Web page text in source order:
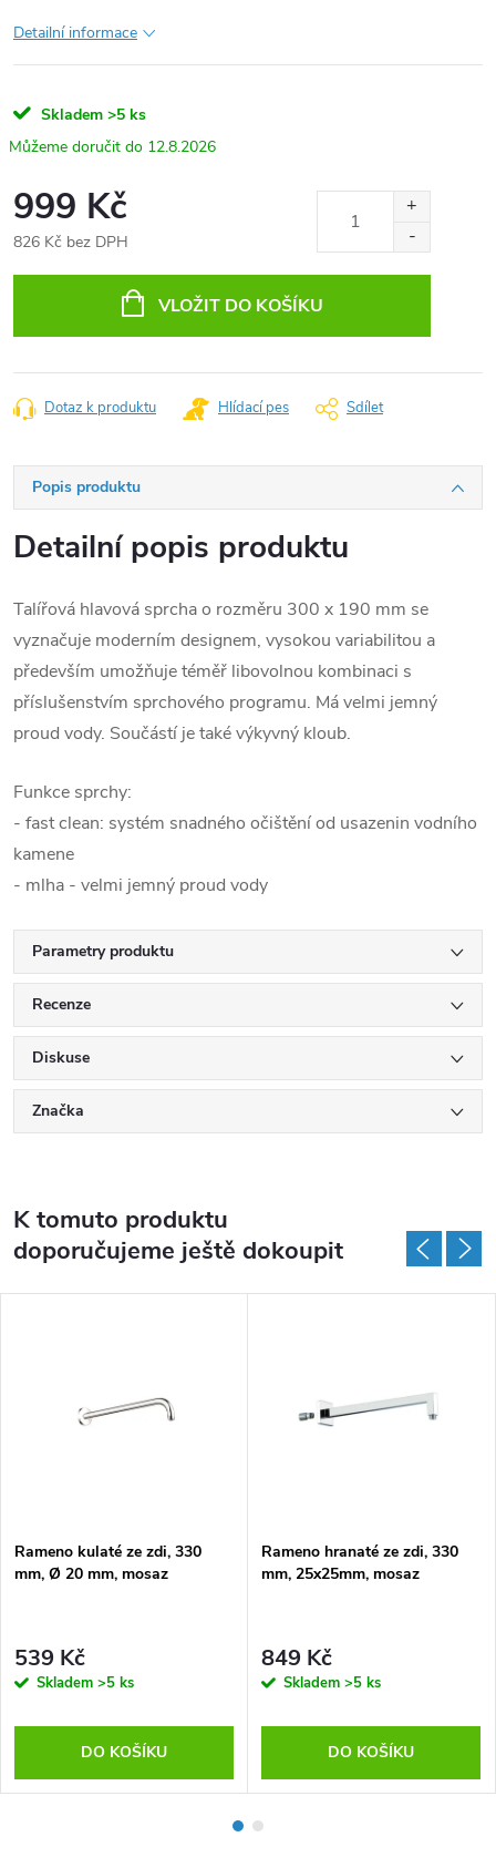
Detailní informace
Skladem >5 ks
12.8.2026
999 Kč
826 Kč bez DPH
VLOŽIT DO KOŠÍKU
Dotaz k produktu Hlídací pes Sdílet
Popis produktu
Detailní popis produktu
Talířová hlavová sprcha o rozměru 300 x 190 mm se
vyznačuje moderním designem, vysokou variabilitou a
především umožňuje téměř libovolnou kombinaci s
příslušenstvím sprchového programu. Má velmi jemný
proud vody. Součástí je také výkyvný kloub.
Funkce sprchy:
- fast clean: systém snadného očištění od usazenin vodního
kamene
- mlha - velmi jemný proud vody
Parametry produktu
Recenze
Diskuse
Značka
K tomuto produktu
doporučujeme ještě dokoupit
Rameno kulaté ze zdi, 330
mm, Ø 20 mm, mosaz
539 Kč
Skladem >5 ks
DO KOŠÍKU
Rameno hranaté ze zdi, 330
mm, 25x25mm, mosaz
849 Kč
Skladem >5 ks
DO KOŠÍKU